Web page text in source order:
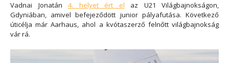
Vadnai Jonatán 4. helyet ért el az U21 Világbajnokságon,
Gdyniában, amivel befejeződött junior pályafutása. Következő
úticélja már Aarhaus, ahol a kvótaszerző felnőtt világbajnokság
vár rá.